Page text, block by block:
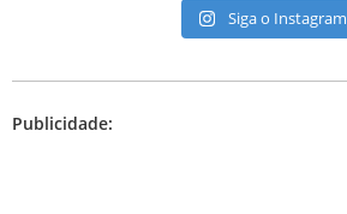
Siga o Instagram
Publicidade: